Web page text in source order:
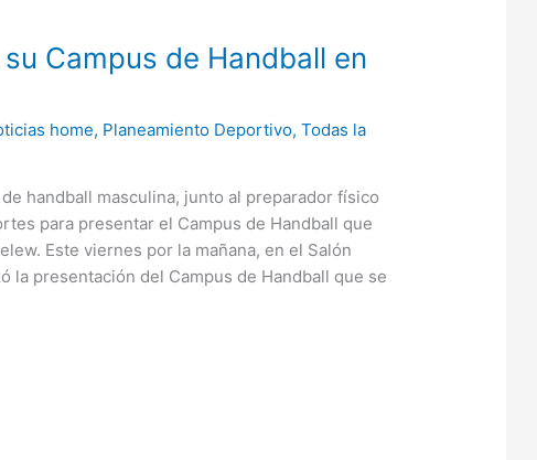
Campus de Handball en
home, Planeamiento Deportivo,Todas la
handball masculina, junto al preparador físico
para presentar el Campus de Handball que
Este viernes por la mañana, en el Salón
la presentación del Campus de Handball que se